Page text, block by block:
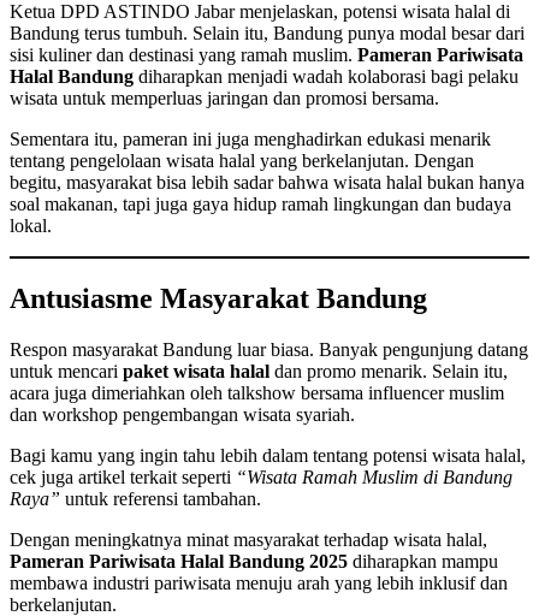
Ketua DPD ASTINDO Jabar menjelaskan, potensi wisata halal di
Bandung terus tumbuh. Selain itu, Bandung punya modal besar dari
sisi kuliner dan destinasi yang ramah muslim. Pameran Pariwisata
Halal Bandung diharapkan menjadi wadah kolaborasi bagi pelaku
wisata untuk memperluas jaringan dan promosi bersama.
Sementara itu, pameran ini juga menghadirkan edukasi menarik
tentang pengelolaan wisata halal yang berkelanjutan. Dengan
begitu, masyarakat bisa lebih sadar bahwa wisata halal bukan hanya
soal makanan, tapi juga gaya hidup ramah lingkungan dan budaya
lokal.
Antusiasme Masyarakat Bandung
Respon masyarakat Bandung luar biasa. Banyak pengunjung datang
untuk mencari paket wisata halal dan promo menarik. Selain itu,
acara juga dimeriahkan oleh talkshow bersama influencer muslim
dan workshop pengembangan wisata syariah.
Bagi kamu yang ingin tahu lebih dalam tentang potensi wisata halal,
cek juga artikel terkait seperti “Wisata Ramah Muslim di Bandung
Raya” untuk referensi tambahan.
Dengan meningkatnya minat masyarakat terhadap wisata halal,
Pameran Pariwisata Halal Bandung 2025 diharapkan mampu
membawa industri pariwisata menuju arah yang lebih inklusif dan
berkelanjutan.